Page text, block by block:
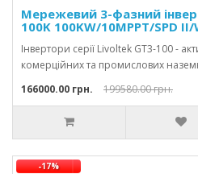
Мережевий 3-фазний
100K 100KW/10MPPT/SPD II/
Інвертори серії Livoltek GT3-100 -
комерційних та промислових
166000.00 грн. 199580.00 грн.
-17%